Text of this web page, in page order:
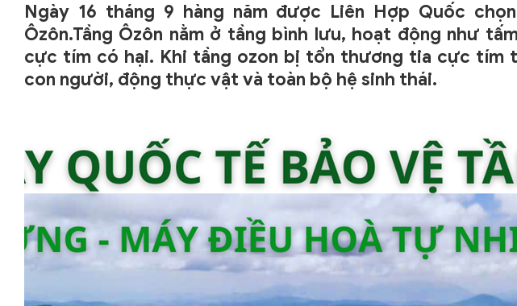
Ngày 16 tháng 9 hàng năm được Liên Hợp Quốc
Ôzôn.Tầng Ôzôn nằm ở tầng bình lưu, hoạt động như
cực tím có hại. Khi tầng ozon bị tổn thương tia cực tím
con người, động thực vật và toàn bộ hệ sinh thái.